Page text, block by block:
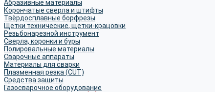
Абразивные материалы
Корончатые сверла и штифты
Твёрдосплавные борфрезы
Щетки технические, щетки-крацовки
Резьбонарезной инструмент
Сверла, коронки и буры
Полировальные материалы
Сварочные аппараты
Материалы для сварки
Плазменная резка (CUT)
Средства защиты
Газосварочное оборудование